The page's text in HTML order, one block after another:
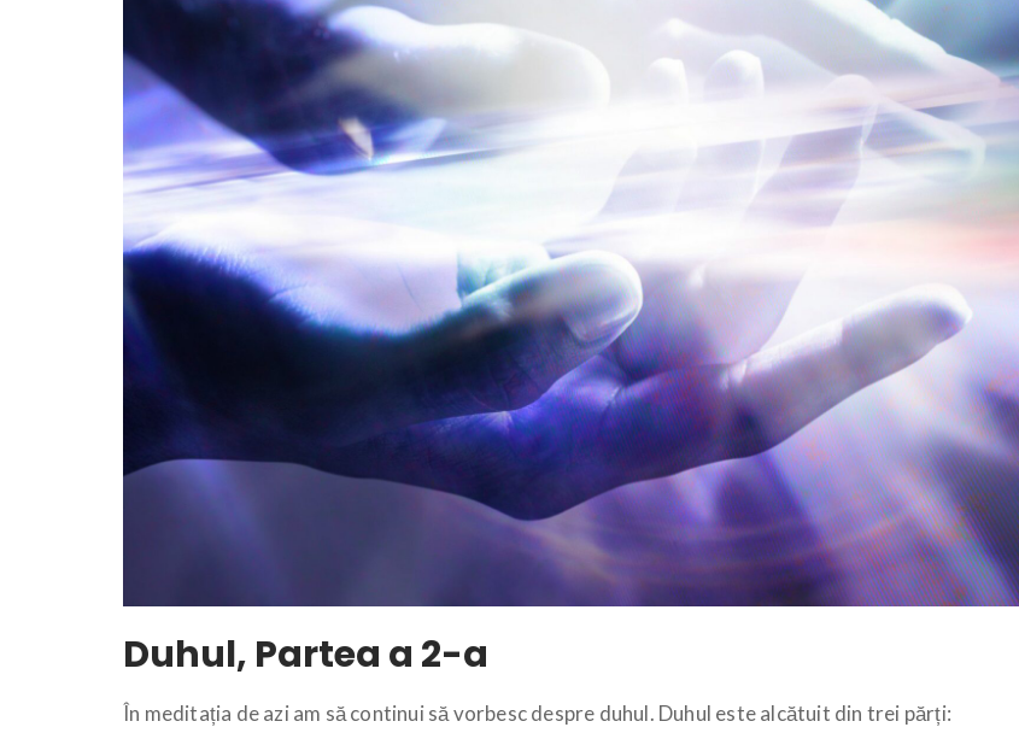
Duhul, Partea a 2-a
În meditația de azi am să continui să vorbesc despre duhul. Duhul este alcătuit din trei părți: